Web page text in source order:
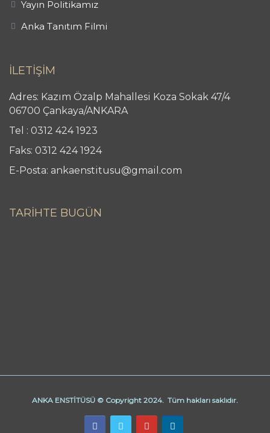
Yayın Politikamız
Anka Tanıtım Filmi
İLETİŞİM
Adres: Kazım Özalp Mahallesi Koza Sokak 47/4
06700 Çankaya/ANKARA
Tel : 0312 424 1923
Faks: 0312 424 1924
E-Posta: ankaenstitusu@gmail.com
TARİHTE BUGÜN
ANKA ENSTİTÜSÜ © Copyright 2024. Tüm hakları saklıdır.